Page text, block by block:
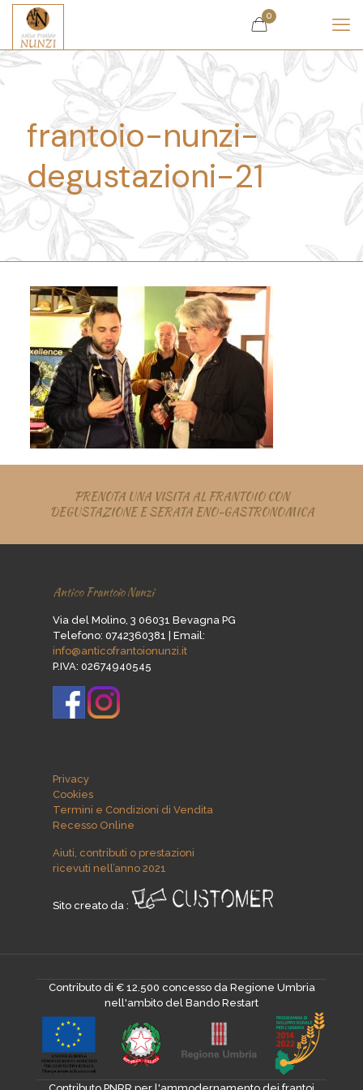
0
frantoio-nunzi-
degustazioni-21
PRENOTA UNA VISITA AL FRANTOIO CON
DEGUSTAZIONE E SERATA ENO-GASTRONOMICA
Antico Frantoio Nunzi
Via del Molino, 3 06031 Bevagna PG
Telefono: 0742360381 | Email:
info@anticofrantoionunzi.it
P.IVA: 02674940545
Privacy
Cookies
Termini e Condizioni di Vendita
Recesso Online
Aiuti, contributi o prestazioni
ricevuti nell’anno 2021
Sito creato da :
Contributo di € 12.500 concesso da Regione Umbria
nell'ambito del Bando Restart